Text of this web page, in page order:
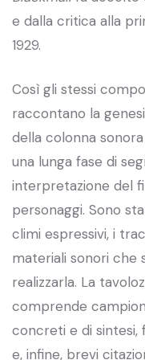
e dalla critica alla
1929.
Così gli stessi
raccontano la
della colonna
una lunga fase di
interpretazione del
personaggi. Sono
climi espressivi, i
materiali sonori che
realizzarla. La
comprende
concreti e di sintesi,
e, infine, brevi